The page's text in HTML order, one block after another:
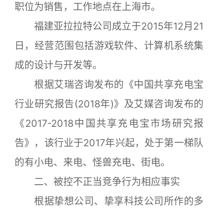
职位为销售，工作地点在上海市。
福建亚拉拉特公司成立于2015年12月21
日，经营范围包括游戏软件、计算机系统集
成的设计与开发等。
根据艾瑞咨询发布的《中国共享充电宝
行业研究报告(2018年)》及艾媒咨询发布的
《2017-2018中国共享充电宝市场研究报
告》，该行业于2017年兴起，处于第一梯队
的有小电、来电、怪兽充电、街电。
二、被控不正当竞争行为相应事实
根据挚想公司、挚享科技公司所作的多